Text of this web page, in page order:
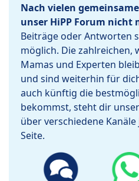
Nach vielen
unser HiPP Forum nicht
Beiträge oder Antworten
möglich. Die zahlreichen,
Mamas und Experten
und sind weiterhin für
auch künftig die
bekommst, steht dir unser
über verschiedene
Seite.